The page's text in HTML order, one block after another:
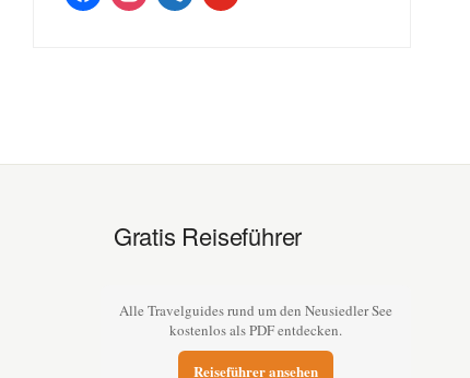
Gratis Reiseführer
Alle Travelguides rund um den Neusiedler See
kostenlos als PDF entdecken.
Reiseführer ansehen